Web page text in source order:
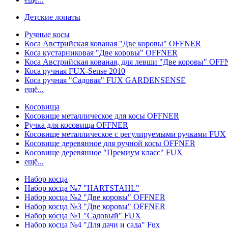
Детские лопаты
Ручные косы
Коса Австрийская кованая "Две коровы" OFFNER
Коса кустарниковая "Две коровы" OFFNER
Коса Австрийская кованая, для левши "Две коровы"
Коса ручная FUX-Sense 2010
Коса ручная "Садовая" FUX GARDENSENSE
ещё...
Косовища
Косовище металлическое для косы OFFNER
Ручка для косовища OFFNER
Косовище металлическое с регулируемыми ручками FUX
Косовище деревянное для ручной косы OFFNER
Косовище деревянное "Премиум класс" FUX
ещё...
Набор косца
Набор косца №7 "HARTSTAHL"
Набор косца №2 "Две коровы" OFFNER
Набор косца №3 "Две коровы" OFFNER
Набор косца №1 "Садовый" FUX
Набор косца №4 "Для дачи и сада" Fux